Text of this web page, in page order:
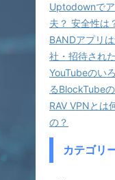
Uptodownで
夫？ 安全性は
BANDアプリ
社・招待され
YouTubeのい
るBlockTube
RAV VPNとは
の？
カテゴリ